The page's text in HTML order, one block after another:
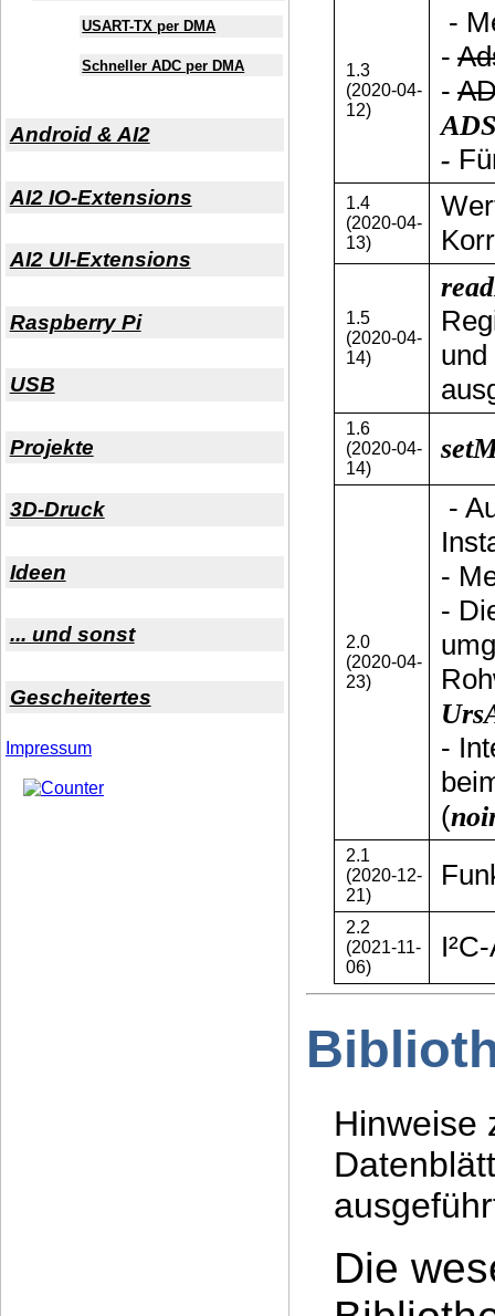
1.3
(2020-04-
12)
-
-
-
-
1.4
(2020-04-
13)
1.5
(2020-04-
14)
1.6
(2020-04-
14)
2.0
(2020-04-
23)
-
-
-
-
(
2.1
(2020-12-
21)
2.2
(2021-11-
06)
Hinweise
Die
USART-TX per DMA
Schneller ADC per DMA
Android & AI2
AI2 IO-Extensions
AI2 UI-Extensions
Raspberry Pi
USB
Projekte
3D-Druck
Ideen
... und sonst
Gescheitertes
Impressum